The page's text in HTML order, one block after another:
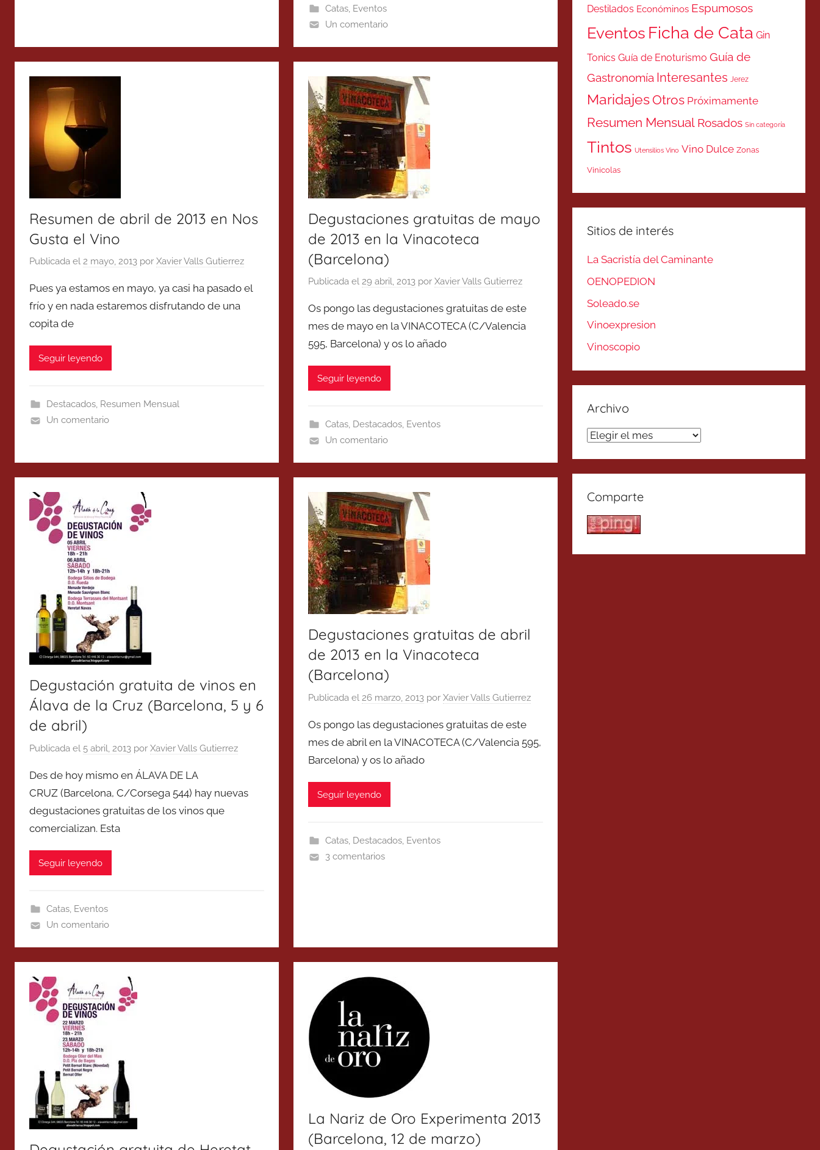
Catas, Eventos
Un comentario
Resumen de abril de 2013 en Nos
Gusta el Vino
Publicada el 2 mayo, 2013 por Xavier Valls Gutierrez
Pues ya estamos en mayo, ya casi ha pasado el
frío y en nada estaremos disfrutando de una
copita de
Seguir leyendo
Destacados, Resumen Mensual
Un comentario
Degustaciones gratuitas de mayo
de 2013 en la Vinacoteca
(Barcelona)
Publicada el29 abril, 2013 porXavier Valls Gutierrez
Os pongo las degustaciones gratuitas de este
mes de mayo en la VINACOTECA (C/Valencia
595, Barcelona) y os lo añado
Seguir leyendo
Catas, Destacados, Eventos
Un comentario
Degustación gratuita de vinos en
Álava de la Cruz (Barcelona, 5 y 6
de abril)
Publicada el 5 abril, 2013 por Xavier Valls Gutierrez
Des de hoy mismo en ÁLAVA DE LA
CRUZ (Barcelona, C/Corsega 544) hay nuevas
degustaciones gratuitas de los vinos que
comercializan. Esta
Seguir leyendo
Catas, Eventos
Un comentario
Degustaciones gratuitas de abril
de 2013 en la Vinacoteca
(Barcelona)
Publicada el26 marzo, 2013 porXavier Valls Gutierrez
Os pongo las degustaciones gratuitas de este
mes de abril en la VINACOTECA (C/Valencia 595,
Barcelona) y os lo añado
Seguir leyendo
Catas, Destacados, Eventos
3 comentarios
La Nariz de Oro Experimenta 2013
(Barcelona, 12 de marzo)
Destilados Económinos Espumosos
Eventos Ficha de Cata Gin
Tonics Guía de Enoturismo Guía de
Gastronomía Interesantes Jerez
MaridajesOtros Próximamente
Resumen Mensual Rosados Sin categoría
Tintos Utensilios Vino Vino Dulce Zonas
Vinicolas
Sitios de interés
La Sacristía del Caminante
OENOPEDION
Soleado.se
Vinoexpresion
Vinoscopio
Archivo
Archivo
Comparte